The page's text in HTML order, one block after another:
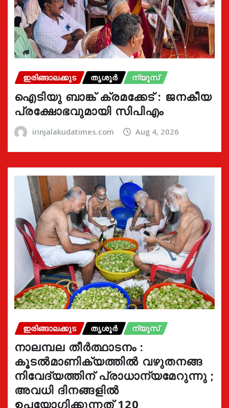
ഇരിങ്ങാലക്കുട തൃശൂർ ന്യൂസ്
ഐടിയു ബാങ്ക് ക്രമക്കേട് : ജനകീയ
പ്രക്ഷോഭവുമായി സിപിഎം
irinjalakudatimes.com Aug 4, 2026
ഇരിങ്ങാലക്കുട തൃശൂർ ന്യൂസ്
നാലമ്പല തീർത്ഥാടനം :
കൂടൽമാണിക്യത്തിൽ വഴുതനങ്ങ
നിവേദ്യത്തിന് പ്രാധാന്യമേറുന്നു ;
അവധി ദിനങ്ങളിൽ
ഉപയോഗിക്കുന്നത് 120